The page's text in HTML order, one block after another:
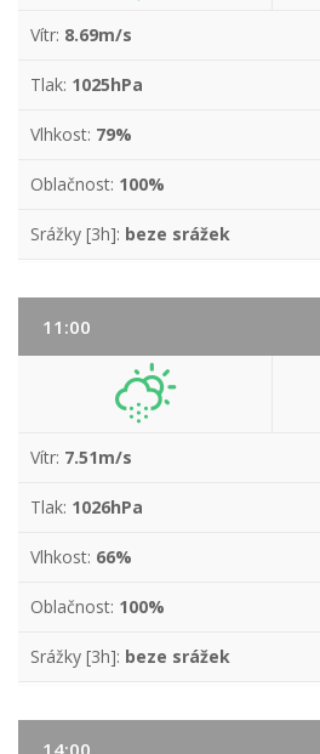
Vítr: 8.69m/s
Tlak: 1025hPa
Vlhkost: 79%
Oblačnost: 100%
Srážky [3h]: beze srážek
11:00
Vítr: 7.51m/s
Tlak: 1026hPa
Vlhkost: 66%
Oblačnost: 100%
Srážky [3h]: beze srážek
14:00